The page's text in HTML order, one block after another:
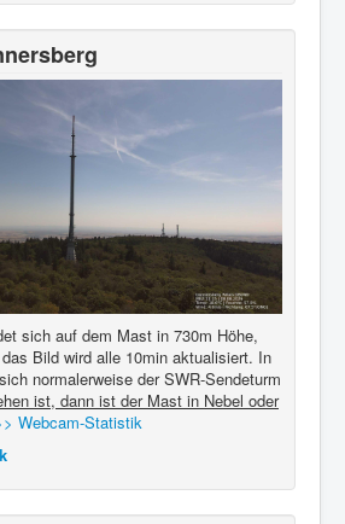
sich auf dem Mast in 730m Höhe,
Bild wird alle 10min aktualisiert. In
normalerweise der SWR-Sendeturm
ist, dann ist der Mast in Nebel oder
Webcam-Statistik